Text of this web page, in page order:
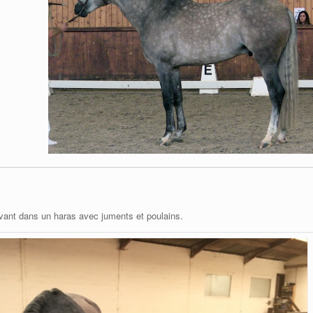
dans un haras avec juments et poulains.